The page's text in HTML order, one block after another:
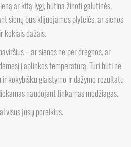
ar kitą lygį, būtina žinoti galutinės,
sienų bus klijuojamos plytelės, ar sienos
kokiais dažais.
– ar sienos ne per drėgnos, ar
į aplinkos temperatūrą. Turi būti ne
kokybišku glaistymo ir dažymo rezultatu
naudojant tinkamas medžiagas.
visus jūsų poreikius.